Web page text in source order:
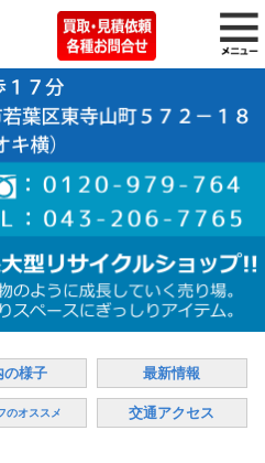
の様子 最新情報
のオススメ 交通アクセス